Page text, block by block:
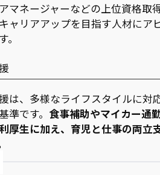
マネージャーなどの上位資格取
ャリアアップを目指す人材にア
は、多様なライフスタイルに対
準です。 食事補助やマイカー通
厚生に加え、育児と仕事の両立